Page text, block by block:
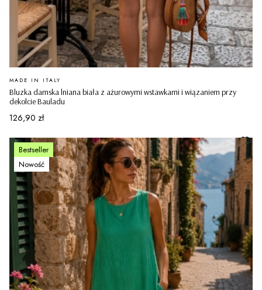
Bluzka damska lniana biała z ażurowymi wstawkami i wiązaniem przy
dekolcie Bauladu
PRODUCENT
MADE IN ITALY
Cena
126,90 zł
Bestseller
Nowość